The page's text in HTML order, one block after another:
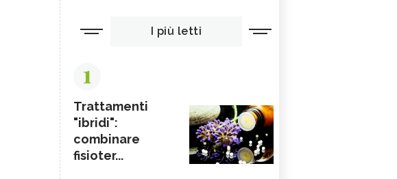
I più letti
1
Trattamenti
"ibridi":
combinare
fisioter...